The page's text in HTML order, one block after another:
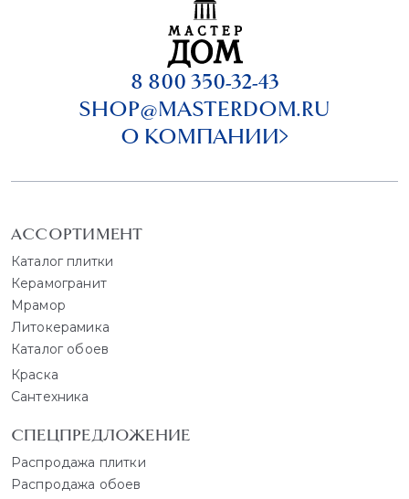
8 800 350-32-43
SHOP@MASTERDOM.RU
О КОМПАНИИ
АССОРТИМЕНТ
Каталог плитки
Керамогранит
Мрамор
Литокерамика
Каталог обоев
Краска
Сантехника
СПЕЦПРЕДЛОЖЕНИЕ
Распродажа плитки
Распродажа обоев